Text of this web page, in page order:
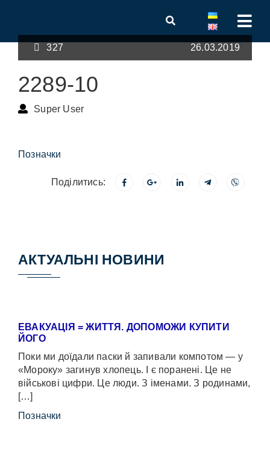
327 26.03.2019
2289-10
Super User
Позначки
Поділитись:
АКТУАЛЬНІ НОВИНИ
ЕВАКУАЦІЯ = ЖИТТЯ. ДОПОМОЖИ КУПИТИ
ЙОГО
Поки ми доїдали паски й запивали компотом — у
«Мороку» загинув хлопець. І є поранені. Це не
військові цифри. Це люди. З іменами. З родинами,
[…]
Позначки